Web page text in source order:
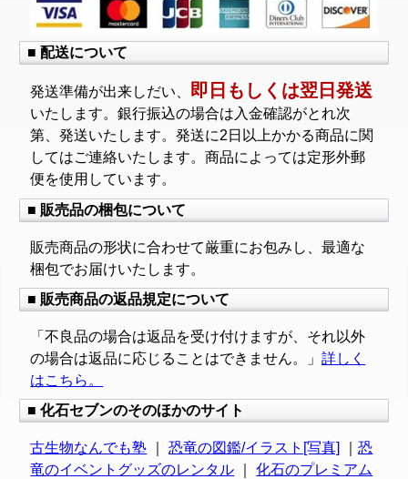
■ 配送について
発送準備が出来しだい、 即日もしくは翌日発送
いたします。銀行振込の場合は入金確認がとれ次
第、発送いたします。発送に2日以上かかる商品に関
してはご連絡いたします。商品によっては定形外郵
便を使用しています。
■ 販売品の梱包について
販売商品の形状に合わせて厳重にお包みし、最適な
梱包でお届けいたします。
■ 販売商品の返品規定について
「不良品の場合は返品を受け付けますが、それ以外
の場合は返品に応じることはできません。」詳しく
はこちら。
■ 化石セブンのそのほかのサイト
古生物なんでも塾 ｜恐竜の図鑑/イラスト[写真] ｜恐
竜のイベントグッズのレンタル ｜化石のプレミアム